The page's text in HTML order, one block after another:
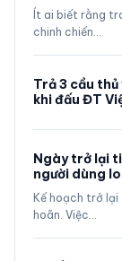
Ít ai biết rằng
chinh chiến…
Trả 3 cầu thủ
khi đấu ĐT
Ngày trở lại
người dùng
Kế hoạch trở
hoãn. Việc…